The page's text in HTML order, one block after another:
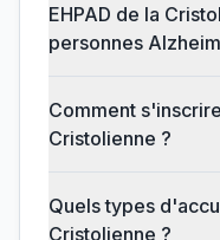
EHPAD de la
personnes
Comment
Cristolienne ?
Quels types
Cristolienne ?